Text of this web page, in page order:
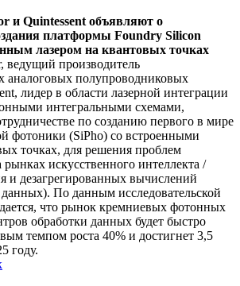
и Quintessent объявляют о
платформы Foundry Silicon
лазером на квантовых точках
ведущий производитель
аналоговых полупроводниковых
лидер в области лазерной интеграции
интегральными схемами,
по созданию первого в мире
фотоники (SiPho) со встроенными
точках, для решения проблем
рынках искусственного интеллекта /
и дезагрегированных вычислений
По данным исследовательской
что рынок кремниевых фотонных
обработки данных будет быстро
темпом роста 40% и достигнет 3,5
году.